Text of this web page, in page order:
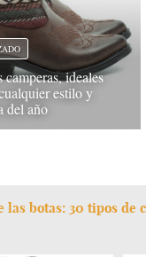
camperas, ideales
estilo y
del año
las botas: 30 tipos de